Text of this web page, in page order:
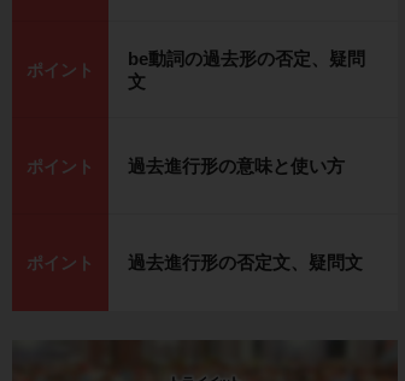
ポイント
be動詞の過去形の否定、疑問
文
ポイント 過去進行形の意味と使い方
ポイント 過去進行形の否定文、疑問文